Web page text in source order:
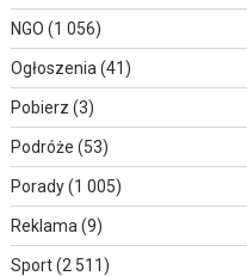
NGO (1 056)
Ogłoszenia (41)
Pobierz (3)
Podróże (53)
Porady(1 005)
Reklama (9)
Sport(2 511)